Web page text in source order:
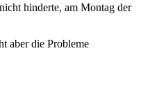
hinderte, am Montag der
aber die Probleme